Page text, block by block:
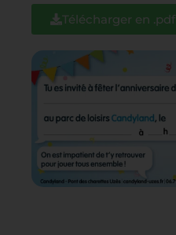
Télécharger en .pdf